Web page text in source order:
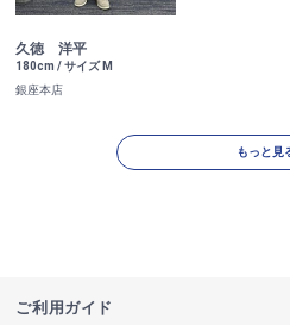
久徳 洋平
180cm / サイズ M
銀座本店
もっと見
ご利用ガイド